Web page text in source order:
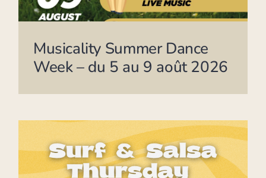
Musicality Summer Dance
Week – du 5 au 9 août 2026